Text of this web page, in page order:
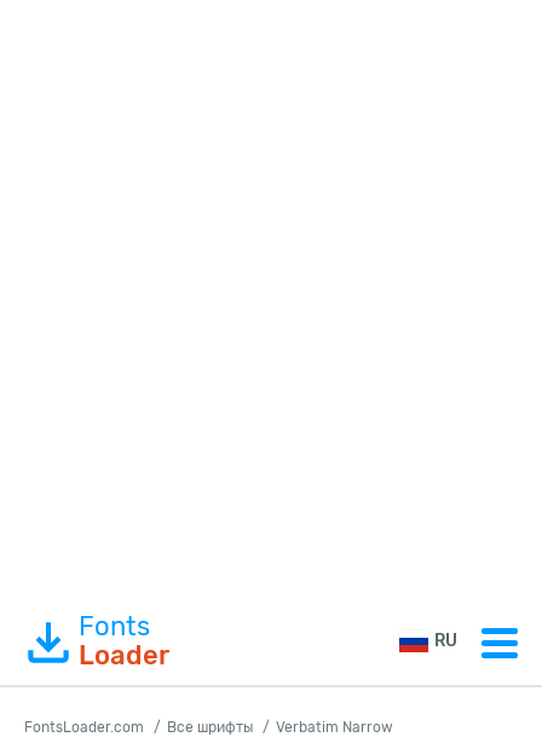
Fonts
Loader
RU
FontsLoader.com Все шрифты Verbatim Narrow